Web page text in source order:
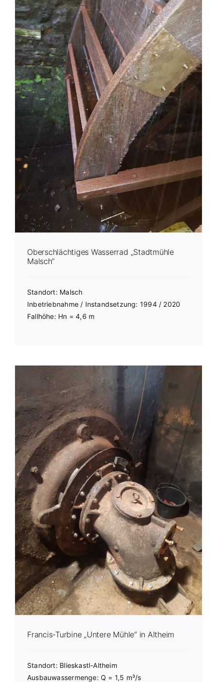
Oberschlächtiges Wasserrad „Stadtmühle
Malsch“
Standort: Malsch
Inbetriebnahme / Instandsetzung: 1994 / 2020
Fallhöhe: Hn = 4,6 m
Francis-Turbine „Untere Mühle“ in Altheim
Standort: Blieskastl-Altheim
Ausbauwassermenge: Q = 1,5 m³/s